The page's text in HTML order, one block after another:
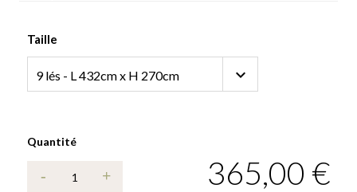
Taille
Quantité
365,00 €